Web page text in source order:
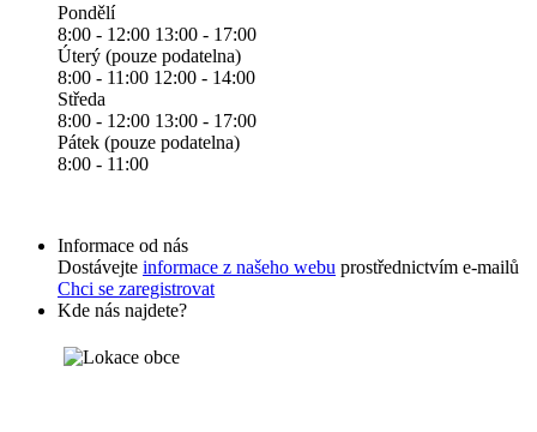
Pondělí
8:00 - 12:00 13:00 - 17:00
Úterý (pouze podatelna)
8:00 - 11:00 12:00 - 14:00
Středa
8:00 - 12:00 13:00 - 17:00
Pátek (pouze podatelna)
8:00 - 11:00
Informace od nás
Dostávejte informace z našeho webu prostřednictvím e-mailů
Chci se zaregistrovat
Kde nás najdete?